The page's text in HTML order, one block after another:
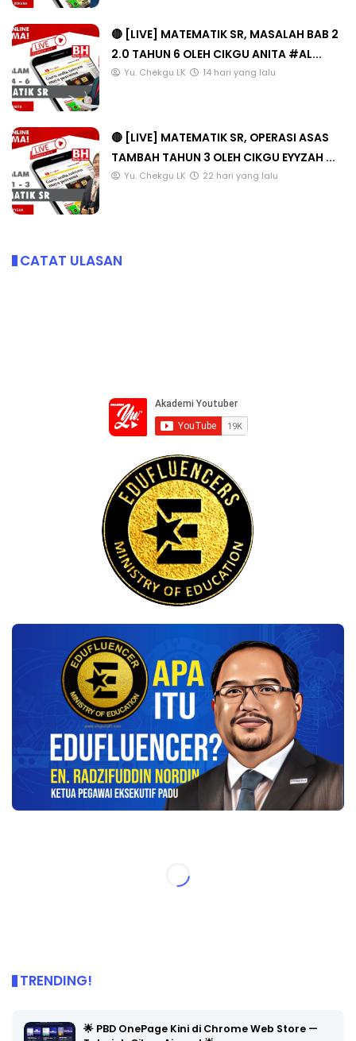
🔴 [LIVE] MATEMATIK SR, MASALAH BAB 2
2.0 TAHUN 6 OLEH CIKGU ANITA #AL...
Yu. Chekgu LK 14 hari yang lalu
🔴 [LIVE] MATEMATIK SR, OPERASI ASAS
TAMBAH TAHUN 3 OLEH CIKGU EYYZAH ...
Yu. Chekgu LK 22 hari yang lalu
CATAT ULASAN
TRENDING!
🌟 PBD OnePage Kini di Chrome Web Store —